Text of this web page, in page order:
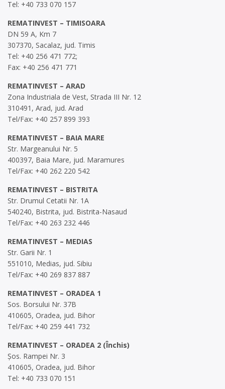
Tel: +40 733 070 157
REMATINVEST – TIMISOARA
DN 59 A, Km 7
307370, Sacalaz, jud. Timis
Tel: +40 256 471 772;
Fax: +40 256 471 771
REMATINVEST – ARAD
Zona Industriala de Vest, Strada III Nr. 12
310491, Arad, jud. Arad
Tel/Fax: +40 257 899 393
REMATINVEST – BAIA MARE
Str. Margeanului Nr. 5
400397, Baia Mare, jud. Maramures
Tel/Fax: +40 262 220 542
REMATINVEST – BISTRITA
Str. Drumul Cetatii Nr. 1A
540240, Bistrita, jud. Bistrita-Nasaud
Tel/Fax: +40 263 232 446
REMATINVEST – MEDIAS
Str. Garii Nr. 1
551010, Medias, jud. Sibiu
Tel/Fax: +40 269 837 887
REMATINVEST – ORADEA 1
Sos. Borsului Nr. 37B
410605, Oradea, jud. Bihor
Tel/Fax: +40 259 441 732
REMATINVEST – ORADEA 2 (Închis)
Șos. Rampei Nr. 3
410605, Oradea, jud. Bihor
Tel: +40 733 070 151